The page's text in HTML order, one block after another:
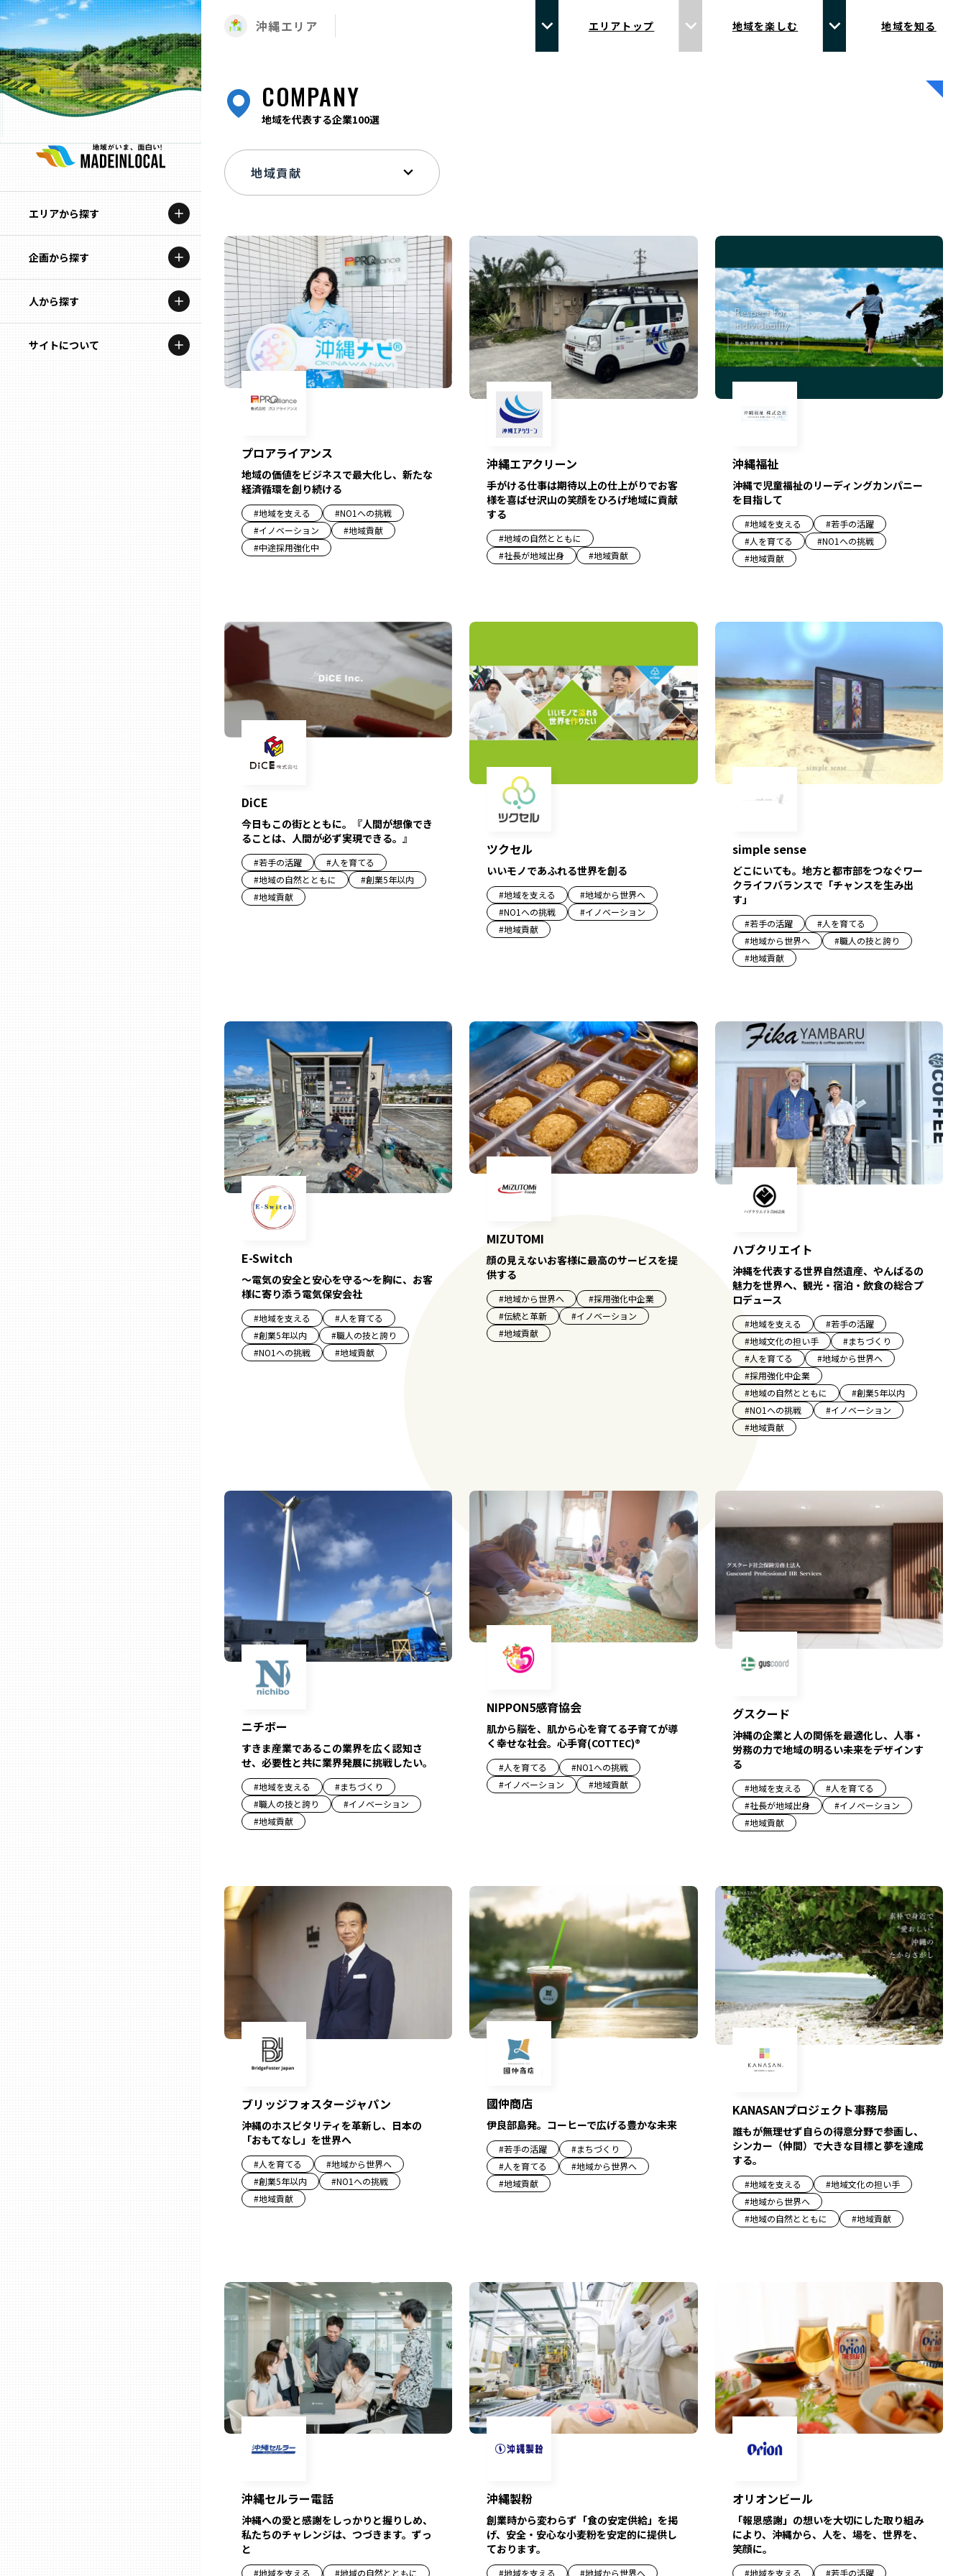
エリアから探す
北海道
青森
岩手
企画から探す
特集コンテンツ
地域を代表する企業100選
人から探す
記事ライター
サイトについて
沖縄エリア エリアトップ 地域を楽しむ 地域を知る
COMPANY
地域を代表する企業100選
プロアライアンス
地域の価値をビジネスで最大化し、新たな
経済循環を創り続ける
#地域を支える #NO1への挑戦
#イノベーション #地域貢献
#中途採用強化中
沖縄エアクリーン
手がける仕事は期待以上の仕上がりでお客
様を喜ばせ沢山の笑顔をひろげ地域に貢献
する
#地域の自然とともに
#社長が地域出身 #地域貢献
沖縄福祉
沖縄で児童福祉のリーディングカンパニー
を目指して
#地域を支える #若手の活躍
#人を育てる #NO1への挑戦
#地域貢献
DiCE
今日もこの街とともに。『人間が想像でき
ることは、人間が必ず実現できる。』
#若手の活躍 #人を育てる
#地域の自然とともに #創業5年以内
#地域貢献
ツクセル
いいモノであふれる世界を創る
#地域を支える #地域から世界へ
#NO1への挑戦 #イノベーション
#地域貢献
simple sense
どこにいても。地方と都市部をつなぐワー
クライフバランスで「チャンスを生み出
す」
#若手の活躍 #人を育てる
#地域から世界へ #職人の技と誇り
#地域貢献
E-Switch
～電気の安全と安心を守る～を胸に、お客
様に寄り添う電気保安会社
#地域を支える #人を育てる
#創業5年以内 #職人の技と誇り
#NO1への挑戦 #地域貢献
MIZUTOMI
顔の見えないお客様に最高のサービスを提
供する
#地域から世界へ #採用強化中企業
#伝統と革新 #イノベーション
#地域貢献
ハブクリエイト
沖縄を代表する世界自然遺産、やんばるの
魅力を世界へ、観光・宿泊・飲食の総合プ
ロデュース
#地域を支える #若手の活躍
#地域文化の担い手 #まちづくり
#人を育てる #地域から世界へ
#採用強化中企業
#地域の自然とともに #創業5年以内
#NO1への挑戦 #イノベーション
#地域貢献
ニチボー
すきま産業であるこの業界を広く認知さ
せ、必要性と共に業界発展に挑戦したい。
#地域を支える #まちづくり
#職人の技と誇り #イノベーション
#地域貢献
NIPPON5感育協会
肌から脳を、肌から心を育てる子育てが導
く幸せな社会。心手育(COTTEC)®
#人を育てる #NO1への挑戦
#イノベーション #地域貢献
グスクード
沖縄の企業と人の関係を最適化し、人事・
労務の力で地域の明るい未来をデザインす
る
#地域を支える #人を育てる
#社長が地域出身 #イノベーション
#地域貢献
ブリッジフォスタージャパン
沖縄のホスピタリティを革新し、日本の
「おもてなし」を世界へ
#人を育てる #地域から世界へ
#創業5年以内 #NO1への挑戦
#地域貢献
國仲商店
伊良部島発。コーヒーで広げる豊かな未来
#若手の活躍 #まちづくり
#人を育てる #地域から世界へ
#地域貢献
KANASANプロジェクト事務局
誰もが無理せず自らの得意分野で参画し、
シンカー（仲間）で大きな目標と夢を達成
する。
#地域を支える #地域文化の担い手
#地域から世界へ
#地域の自然とともに #地域貢献
沖縄セルラー電話
沖縄への愛と感謝をしっかりと握りしめ、
私たちのチャレンジは、つづきます。ずっ
と
#地域を支える #地域の自然とともに
沖縄製粉
創業時から変わらず「食の安定供給」を掲
げ、安全・安心な小麦粉を安定的に提供し
ております。
#地域を支える #地域から世界へ
オリオンビール
「報恩感謝」の想いを大切にした取り組み
により、沖縄から、人を、場を、世界を、
笑顔に。
#地域を支える #若手の活躍